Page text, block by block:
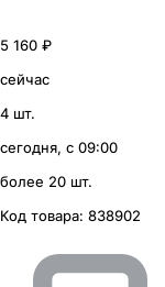
5 160 ₽
сейчас
4 шт.
сегодня, с 09:00
более 20 шт.
Код товара: 838902